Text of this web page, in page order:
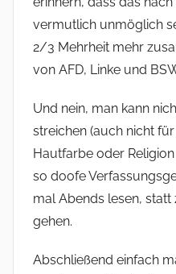
vermutlich unmöglich
2/3 Mehrheit mehr
von AFD, Linke und
Und nein, man kann
streichen (auch nicht
Hautfarbe oder
so doofe
mal Abends lesen,
gehen.
Abschließend einfach